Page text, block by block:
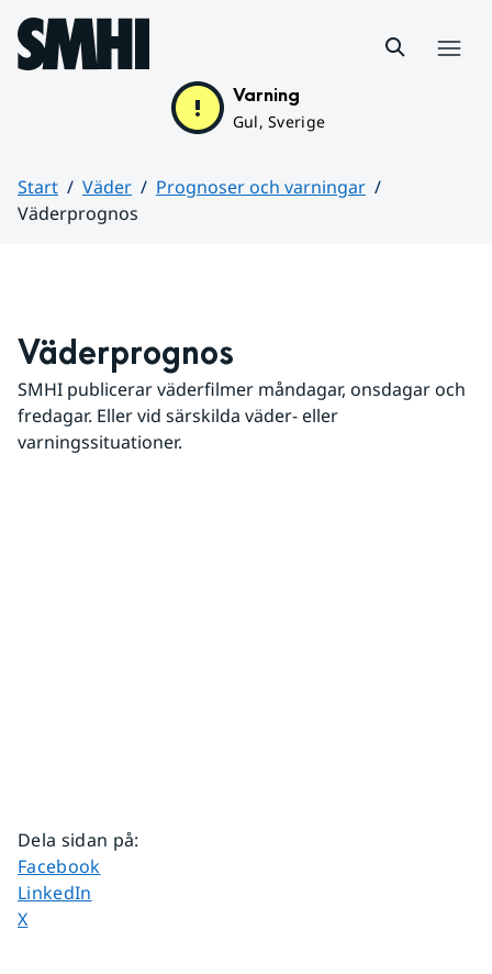
Hoppa till sidans innehåll
Varning
Gul, Sverige
Start Väder
Prognoser och varningar
Väderprognos
Väderprognos
SMHI publicerar väderfilmer måndagar, onsdagar och
fredagar. Eller vid särskilda väder- eller
varningssituationer.
Dela sidan på:
Dela sidan på
Facebook
Dela sidan på
LinkedIn
Dela sidan på
X